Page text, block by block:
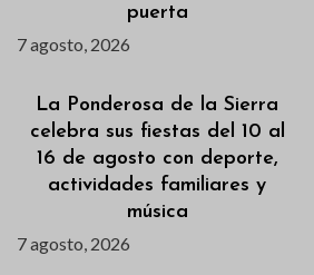
puerta
7 agosto, 2026
La Ponderosa de la Sierra
celebra sus fiestas del 10 al
16 de agosto con deporte,
actividades familiares y
música
7 agosto, 2026